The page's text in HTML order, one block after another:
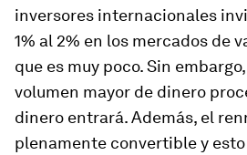
inversores internacionales
1% al 2% en los mercados de
que es muy poco. Sin
volumen mayor de dinero
dinero entrará. Además, el
plenamente convertible y